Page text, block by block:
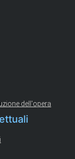
dell'opera